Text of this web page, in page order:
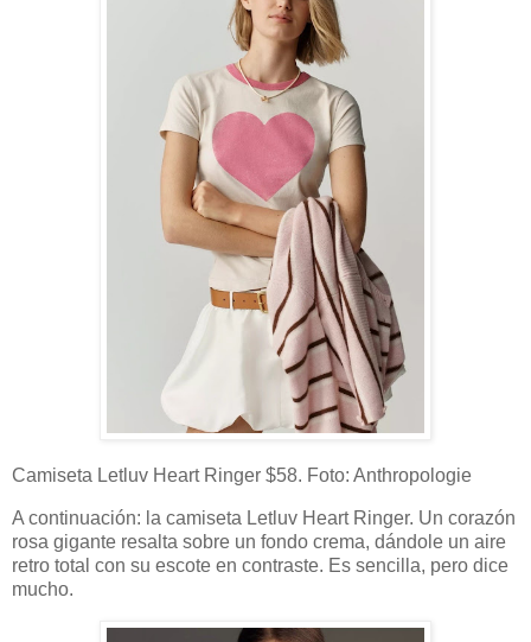
Camiseta Letluv Heart Ringer $58. Foto: Anthropologie
A continuación: la camiseta Letluv Heart Ringer. Un corazón
rosa gigante resalta sobre un fondo crema, dándole un aire
retro total con su escote en contraste. Es sencilla, pero dice
mucho.